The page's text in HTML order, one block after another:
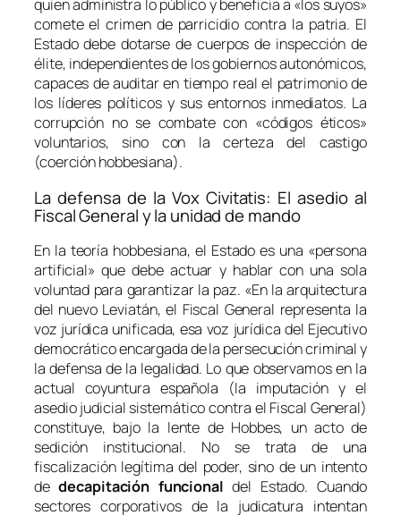
quien administra lo público y beneficia a «los suyos»
comete el crimen de parricidio contra la patria. El
Estado debe dotarse de cuerpos de inspección de
élite, independientes de los gobiernos autonómicos,
capaces de auditar en tiempo real el patrimonio de
los líderes políticos y sus entornos inmediatos. La
corrupción no se combate con «códigos éticos»
voluntarios, sino con la certeza del castigo
(coerción hobbesiana).
La defensa de la Vox Civitatis: El asedio al
Fiscal General y la unidad de mando
En la teoría hobbesiana, el Estado es una «persona
artificial» que debe actuar y hablar con una sola
voluntad para garantizar la paz. «En la arquitectura
del nuevo Leviatán, el Fiscal General representa la
voz jurídica unificada, esa voz jurídica del Ejecutivo
democrático encargada de la persecución criminal y
la defensa de la legalidad. Lo que observamos en la
actual coyuntura española (la imputación y el
asedio judicial sistemático contra el Fiscal General)
constituye, bajo la lente de Hobbes, un acto de
sedición institucional. No se trata de una
fiscalización legítima del poder, sino de un intento
dedecapitación funcional del Estado. Cuando
sectores corporativos de la judicatura intentan